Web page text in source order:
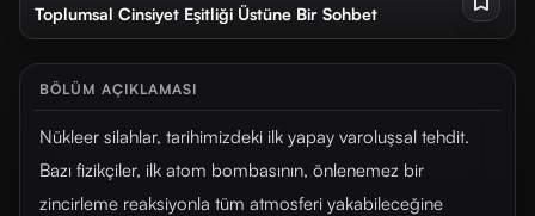
Toplumsal Cinsiyet Eşitliği Üstüne Bir Sohbet
BÖLÜM AÇIKLAMASI
Nükleer silahlar, tarihimizdeki ilk yapay varoluşsal tehdit.
Bazı fizikçiler, ilk atom bombasının, önlenemez bir
zincirleme reaksiyonla tüm atmosferi yakabileceğine